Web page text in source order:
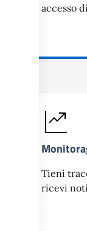
accesso
Tieni
ricevi